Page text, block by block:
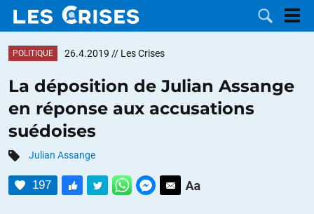
DOSSIERS
CATÉGORIES
MOTS CLÉS
POLITIQUE 26.4.2019 // Les Crises
La déposition de Julian Assange
en réponse aux accusations
suédoises
Julian Assange
197